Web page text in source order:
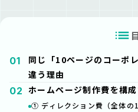
01
同じ「10ページのコーポ
違う理由
02 ホームページ制作費を構
① ディレクション費（全体